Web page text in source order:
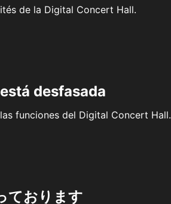
de la Digital Concert Hall.
desfasada
funciones del Digital Concert Hall.
ております